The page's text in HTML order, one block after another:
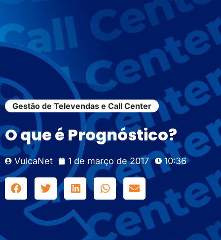
Gestão de Televendas e Call Center
O que é Prognóstico?
VulcaNet 1 de março de 2017 10:36